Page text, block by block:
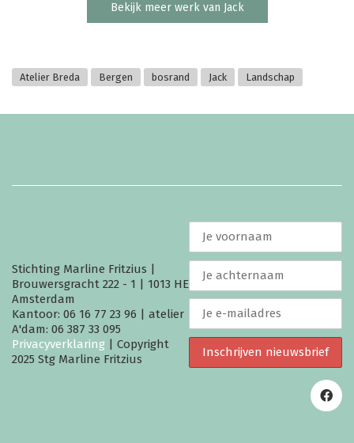
Bekijk meer werk van Jack
Atelier Breda Bergen bosrand Jack Landschap
Stichting Marline Fritzius |
Brouwersgracht 222 - 1 | 1013 HE
Amsterdam
Kantoor: 06 16 77 23 96 | atelier
A'dam: 06 387 33 095
Privacyverklaring | Copyright
2025 Stg Marline Fritzius